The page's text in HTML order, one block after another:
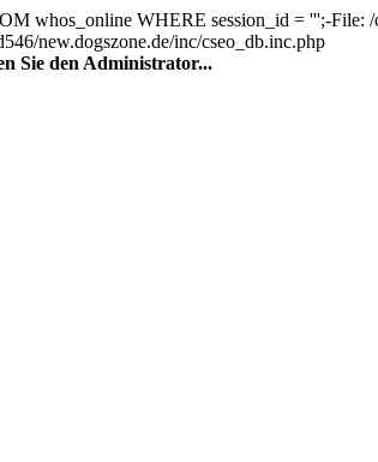
whos_online WHERE session_id = ''';-File: /
new.dogszone.de/inc/cseo_db.inc.php
Sie den Administrator...